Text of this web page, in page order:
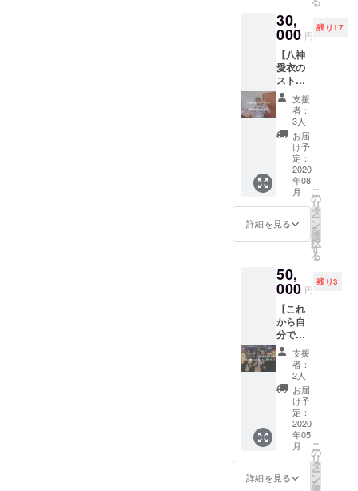
・プ
ラット
HP:
https://
www.pl
at-
diversit
ykobo.c
om/
時：
2020年
12月末
の土曜
日、午
後を予
定 ・場
所：JR
市川駅
付近
30,
000 円
残り17
【八神
愛衣の
ストー
リ本つ
き！】
・八神
愛衣の
これま
でのス
トー
リーを
記した
冊子 ・
Le Port
活動報
告レ
（オー
プンま
での道
のり＆
スタッ
フ紹
介） ・
ダイ
バーシ
ティ工
房2019
年次報
告書 ・
プラッ
ト＆Le
Port の
活動報
支援
者：
3人
お届
け予
定：
2020
年08
月
詳細を見る
こ
の
リ
タ
ー
ン
を
選
択
す
る
50,
000 円
残り3
【これ
から自
分で事
業を立
ち上げ
たい人
におす
すめ】
◼︎NPO
法人ダ
イバー
シティ
工房代
表不破
によ
支援
者：
2人
お届
け予
定：
2020
年05
月
詳細を見る
こ
の
リ
タ
ー
ン
を